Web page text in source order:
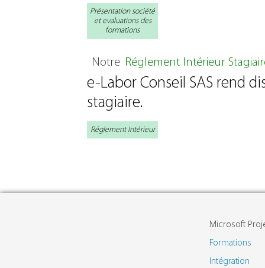
Présentation société
et evaluations des
formations
Notre Réglement Intérieur
e-Labor Conseil SAS rend
stagiaire.
Réglement Intérieur
Microsoft
Formations
Intégration